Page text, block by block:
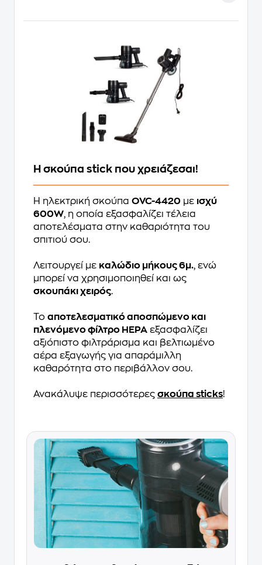
Η σκούπα stick που χρειάζεσαι!
Η ηλεκτρική σκούπα OVC-4420 με ισχύ
600W, η οποία εξασφαλίζει τέλεια
αποτελέσματα στην καθαριότητα του
σπιτιού σου.
Λειτουργεί με καλώδιο μήκους 6μ., ενώ
μπορεί να χρησιμοποιηθεί και ως
σκουπάκι χειρός.
Το αποτελεσματικό αποσπώμενο και
πλενόμενο φίλτρο HEPA εξασφαλίζει
αξιόπιστο φιλτράρισμα και βελτιωμένο
αέρα εξαγωγής για απαράμιλλη
καθαρότητα στο περιβάλλον σου.
Ανακάλυψε περισσότερες σκούπα sticks!